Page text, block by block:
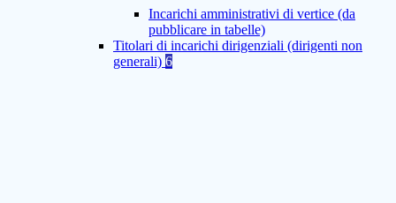
Incarichi amministrativi di vertice (da
pubblicare in tabelle)
Titolari di incarichi dirigenziali (dirigenti non
generali) 6